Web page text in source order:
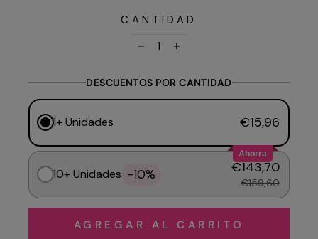
CANTIDAD
DESCUENTOS POR CANTIDAD
1+ Unidades €15,96
Ahorra
10+ Unidades -10% €143,70
€159,60
AGREGAR AL CARRITO